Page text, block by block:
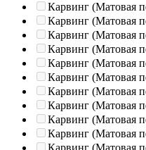
Карвинг (Матовая
Карвинг (Матовая
Карвинг (Матовая
Карвинг (Матовая
Карвинг (Матовая
Карвинг (Матовая
Карвинг (Матовая
Карвинг (Матовая
Карвинг (Матовая
Карвинг (Матовая